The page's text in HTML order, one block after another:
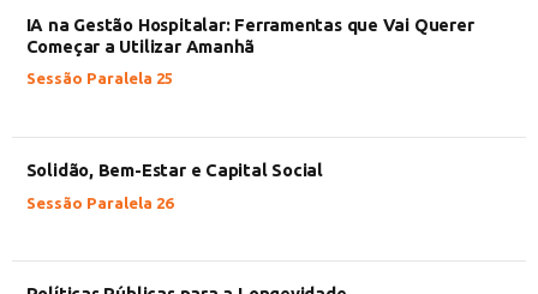
IA na Gestão Hospitalar: Ferramentas que Vai Querer
Começar a Utilizar Amanhã
Sessão Paralela 25
Solidão, Bem-Estar e Capital Social
Sessão Paralela 26